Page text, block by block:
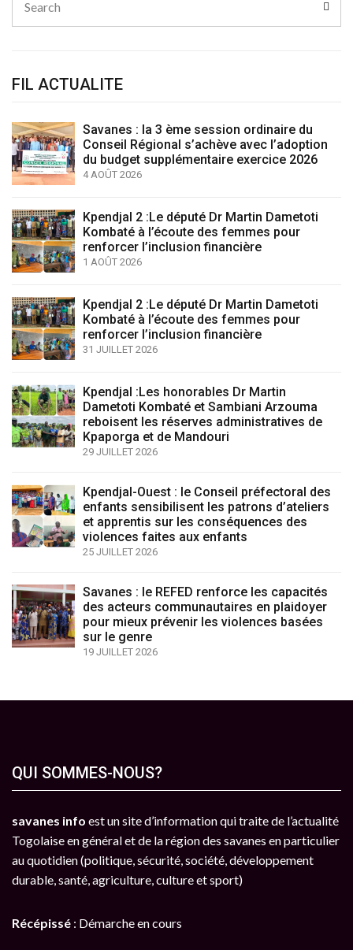
for:
FIL ACTUALITE
Savanes : la 3 ème session ordinaire du
Conseil Régional s’achève avec l’adoption
du budget supplémentaire exercice 2026
4 AOÛT 2026
Kpendjal 2 :Le député Dr Martin Dametoti
Kombaté à l’écoute des femmes pour
renforcer l’inclusion financière
1 AOÛT 2026
Kpendjal 2 :Le député Dr Martin Dametoti
Kombaté à l’écoute des femmes pour
renforcer l’inclusion financière
31 JUILLET 2026
Kpendjal :Les honorables Dr Martin
Dametoti Kombaté et Sambiani Arzouma
reboisent les réserves administratives de
Kpaporga et de Mandouri
29 JUILLET 2026
Kpendjal-Ouest : le Conseil préfectoral des
enfants sensibilisent les patrons d’ateliers
et apprentis sur les conséquences des
violences faites aux enfants
25 JUILLET 2026
Savanes : le REFED renforce les capacités
des acteurs communautaires en plaidoyer
pour mieux prévenir les violences basées
sur le genre
19 JUILLET 2026
QUI SOMMES-NOUS?
savanes info est un site d’information qui traite de l’actualité
Togolaise en général et de la région des savanes en particulier
au quotidien (politique, sécurité, société, développement
durable, santé, agriculture, culture et sport)
Récépissé : Démarche en cours